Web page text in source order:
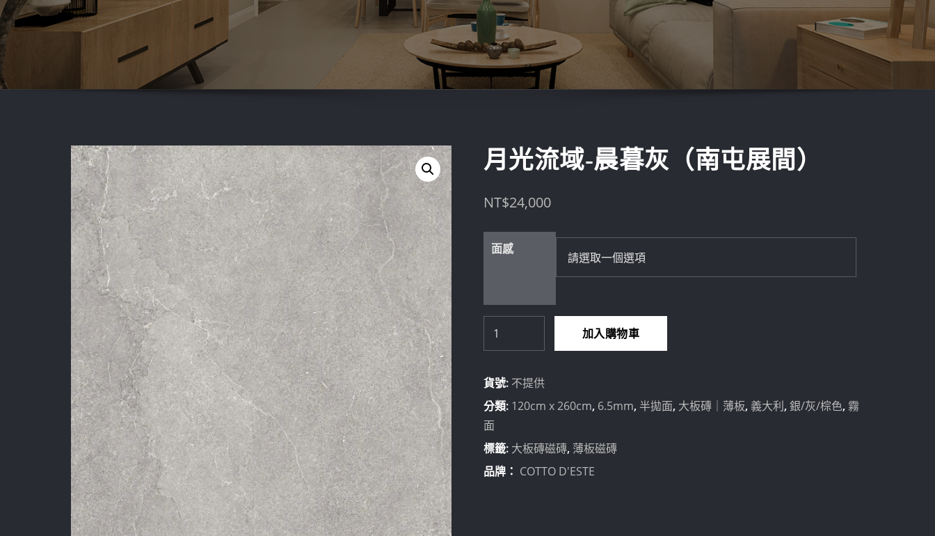
月光流域-晨暮灰（南屯展間）
NT$24,000
面感
域-
晨
暮
灰
（南
屯
加入購物車
貨號: 不提供
分類: 120cm x 260cm, 6.5mm, 半拋面, 大板磚｜薄板, 義大利, 銀/灰/棕色, 霧
面
標籤: 大板磚磁磚, 薄板磁磚
品牌： COTTO D'ESTE